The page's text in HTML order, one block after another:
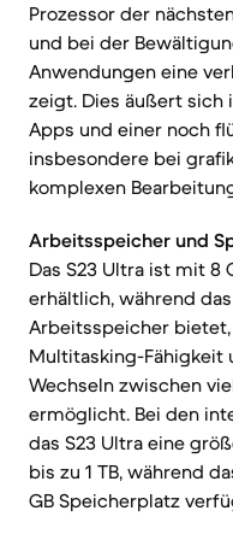
Prozessor der
und bei der
Anwendungen eine
zeigt. Dies äußert sich
Apps und einer noch
insbesondere bei
komplexen
Arbeitsspeicher und
Das S23 Ultra ist mit 8
erhältlich, während
Arbeitsspeicher
Multitasking-Fähigkeit
Wechseln zwischen
ermöglicht. Bei den
das S23 Ultra eine
bis zu 1 TB, während
GB Speicherplatz